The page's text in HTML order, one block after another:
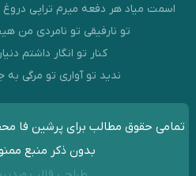
اسمت میاد هر دفعه میرم تراپی
تو نارفیقی تو نامردی من
کنار تو انگار داشتم
ندید تو آواری تو مرگی
تمامی حقوق مطالب برای پرشین فا
بدون ذکر منبع